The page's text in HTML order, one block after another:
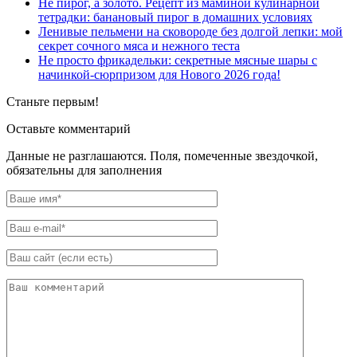
Не пирог, а золото. Рецепт из маминой кулинарной
тетрадки: банановый пирог в домашних условиях
Ленивые пельмени на сковороде без долгой лепки: мой
секрет сочного мяса и нежного теста
Не просто фрикадельки: секретные мясные шары с
начинкой-сюрпризом для Нового 2026 года!
Станьте первым!
Оставьте комментарий
Данные не разглашаются. Поля, помеченные звездочкой,
обязательны для заполнения